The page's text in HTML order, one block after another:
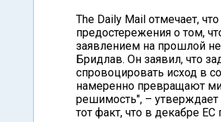
The Daily Mail отмечает,
предостережения о том,
заявлением на прошлой
Бридлав. Он заявил, что
спровоцировать исход в
намеренно превращают
решимость", – утверждает
тот факт, что в декабре